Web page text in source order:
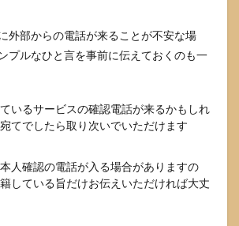
外部からの電話が来ることが不安な場
プルなひと言を事前に伝えておくのも一
ているサービスの確認電話が来るかもしれ
てでしたら取り次いでいただけます
本人確認の電話が入る場合がありますの
している旨だけお伝えいただければ大丈